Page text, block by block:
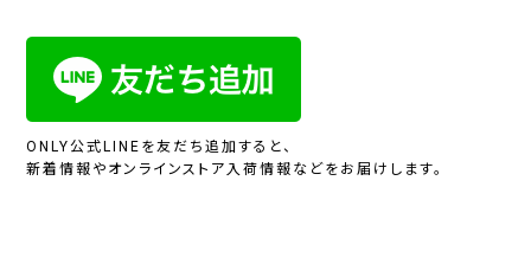
ONLY公式LINEを友だち追加すると、
新着情報やオンラインストア入荷情報などをお届けします。